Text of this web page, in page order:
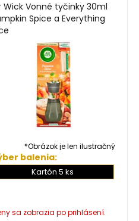
Wick Vonné tyčinky 30ml
Spice a Everything
*Obrázok je len ilustračný
balenia:
Kartón 5 ks